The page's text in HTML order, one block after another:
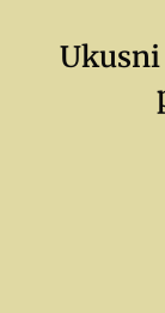
Ukusni